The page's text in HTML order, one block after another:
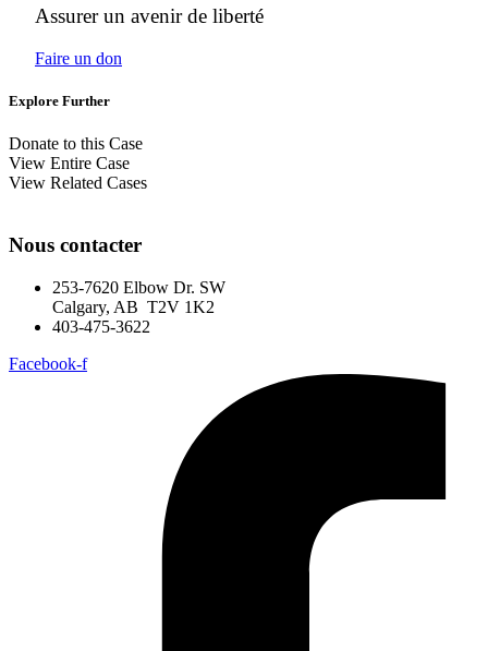
Assurer un avenir de liberté
Faire un don
Explore Further
Donate to this Case
View Entire Case
View Related Cases
Nous contacter
253-7620 Elbow Dr. SW
Calgary, AB T2V 1K2
403-475-3622
Facebook-f